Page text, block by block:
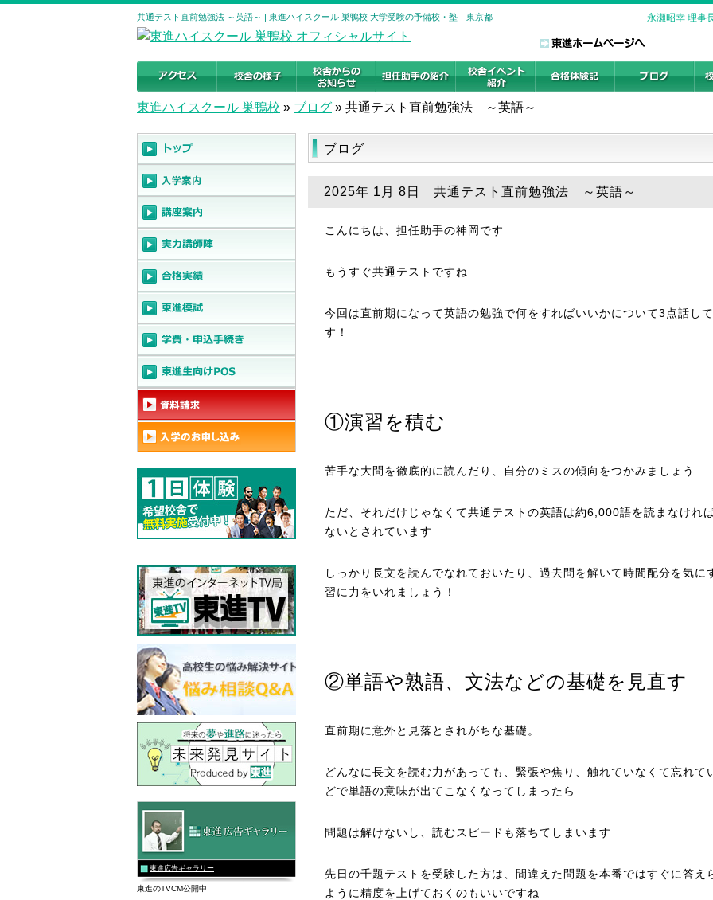
共通テスト直前勉強法 ～英語～ | 東進ハイスクール 巣鴨校 大学受験の予備校・塾｜東京都 永瀬昭幸 理事
東進ハイスクール 巣鴨校 » ブログ » 共通テスト直前勉強法 ～英語～
ブログ
2025年 1月 8日 共通テスト直前勉強法 ～英語～
こんにちは、担任助手の神岡です
もうすぐ共通テストですね
今回は直前期になって英語の勉強で何をすればいいかについて3点話し
す！
①演習を積む
苦手な大問を徹底的に読んだり、自分のミスの傾向をつかみましょう
ただ、それだけじゃなくて共通テストの英語は約6,000語を読まなけれ
ないとされています
しっかり長文を読んでなれておいたり、過去問を解いて時間配分を気に
習に力をいれましょう！
②単語や熟語、文法などの基礎を見直す
直前期に意外と見落とされがちな基礎。
どんなに長文を読む力があっても、緊張や焦り、触れていなくて忘れて
どで単語の意味が出てこなくなってしまったら
問題は解けないし、読むスピードも落ちてしまいます
先日の千題テストを受験した方は、間違えた問題を本番ではすぐに答え
ように精度を上げておくのもいいですね
東進広告ギャラリー
東進のTVCM公開中